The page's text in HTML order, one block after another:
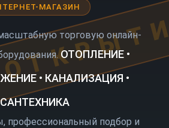
МАГАЗИН
торговую онлайн-
ОТОПЛЕНИЕ •
• КАНАЛИЗАЦИЯ •
САНТЕХНИКА
профессиональный подбор и